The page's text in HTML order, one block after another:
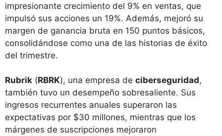
impresionante crecimiento del 9% en ventas, que
impulsó sus acciones un 19%. Además, mejoró su
margen de ganancia bruta en 150 puntos básicos,
consolidándose como una de las historias de éxito
del trimestre.
Rubrik (RBRK), una empresa de ciberseguridad,
también tuvo un desempeño sobresaliente. Sus
ingresos recurrentes anuales superaron las
expectativas por $30 millones, mientras que los
márgenes de suscripciones mejoraron